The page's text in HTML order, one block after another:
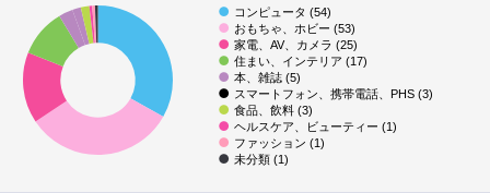
コンピュータ (54)
おもちゃ、ホビー (53)
家電、AV、カメラ (25)
住まい、インテリア (17)
本、雑誌 (5)
スマートフォン、携帯電話、PHS (3)
食品、飲料 (3)
ヘルスケア、ビューティー (1)
ファッション (1)
未分類 (1)